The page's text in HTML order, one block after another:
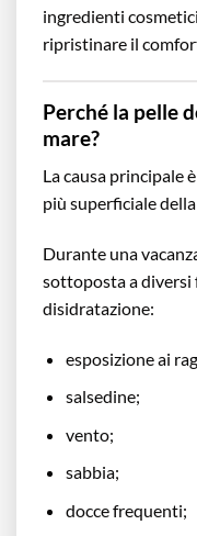
ingredienti
ripristinare il
Perché la pelle
mare?
La causa principale
più superficiale
Durante una
sottoposta a
disidratazione:
esposizione ai
salsedine;
vento;
sabbia;
docce frequenti;